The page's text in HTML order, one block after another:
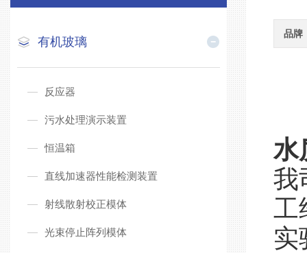
有机玻璃
反应器
污水处理演示装置
恒温箱
直线加速器性能检测装置
射线散射校正模体
光束停止阵列模体
品牌
水
我
工
实